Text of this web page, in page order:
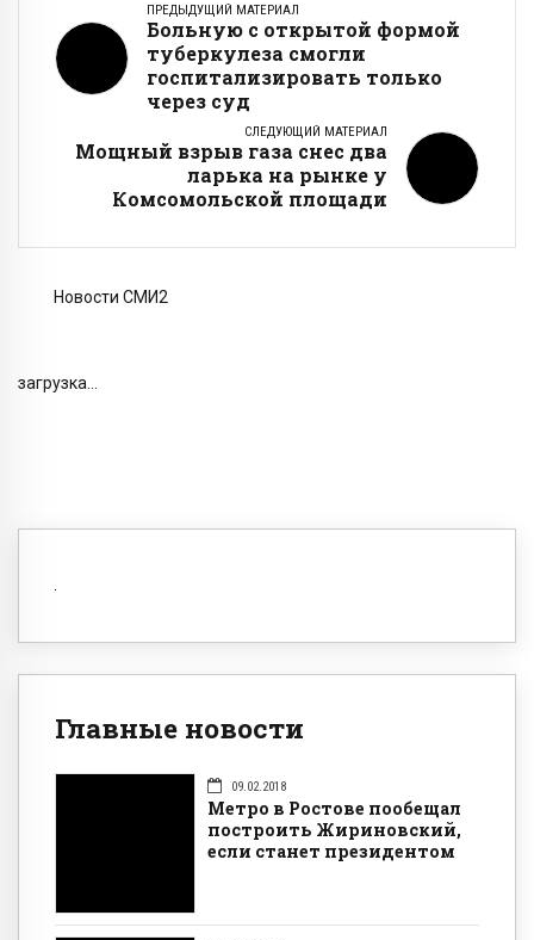
ПРЕДЫДУЩИЙ МАТЕРИАЛ
Больную с открытой формой
туберкулеза смогли
госпитализировать только
через суд
СЛЕДУЮЩИЙ МАТЕРИАЛ
Мощный взрыв газа снес два
ларька на рынке у
Комсомольской площади
Новости СМИ2
загрузка...
Главные новости
09.02.2018
Метро в Ростове пообещал
построить Жириновский,
если станет президентом